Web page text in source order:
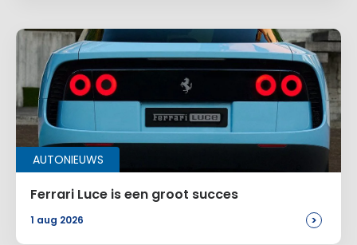
AUTONIEUWS
Ferrari Luce is een groot succes
1 aug 2026 >